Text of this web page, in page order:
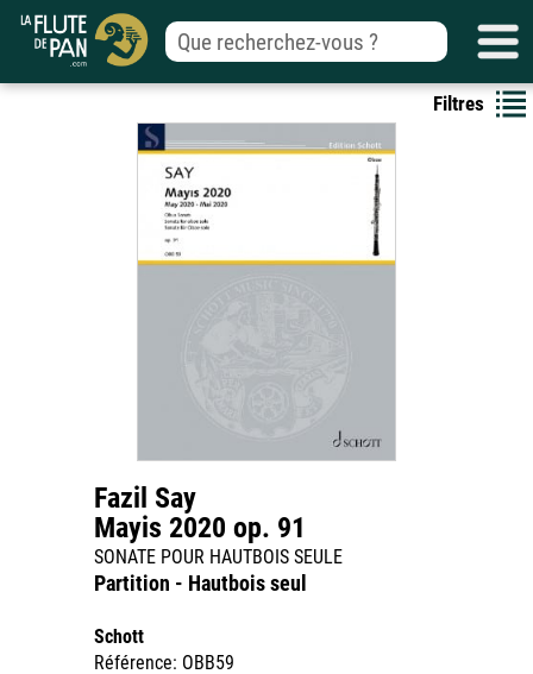
Filtres
Fazil Say
Mayis 2020 op. 91
SONATE POUR HAUTBOIS SEULE
Partition - Hautbois seul
Schott
Référence: OBB59